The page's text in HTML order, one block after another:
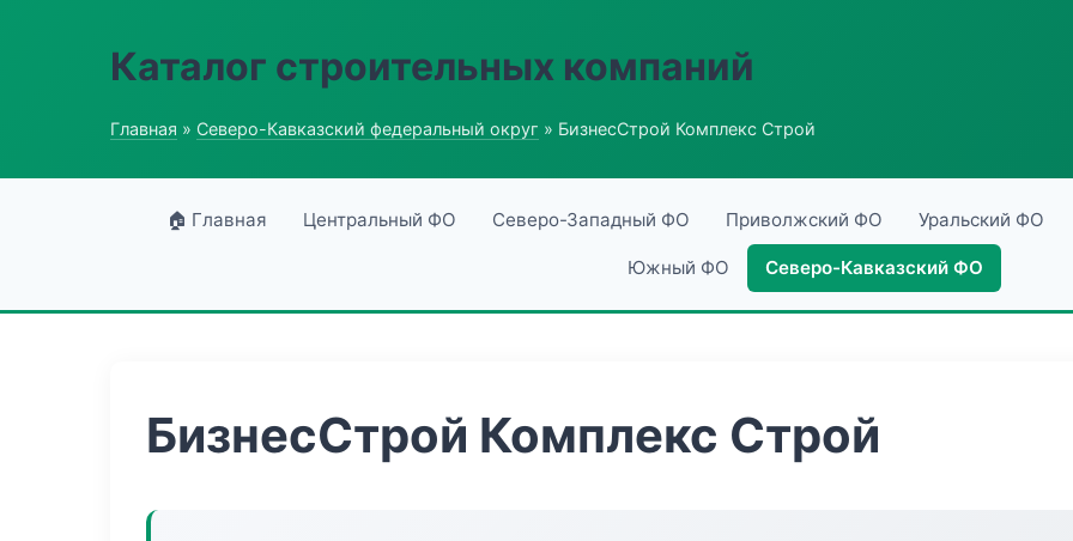
Каталог строительных компаний
Главная » Северо-Кавказский федеральный округ » БизнесСтрой Комплекс Строй
🏠 Главная Центральный ФО Северо-Западный ФО Приволжский ФО Уральский ФО
Южный ФО Северо-Кавказский ФО
БизнесСтрой Комплекс Строй